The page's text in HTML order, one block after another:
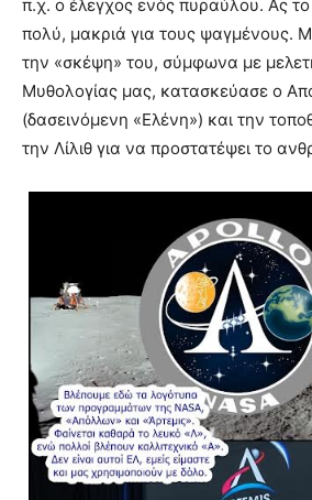
π.χ. ο έλεγχος ενός πυραύλου. Ας
πολύ, μακριά για τους ψαγμένους.
την «σκέψη» του, σύμφωνα με
Μυθολογίας μας, κατασκεύασε ο
(δασεινόμενη «Ελένη») και την
την Λίλιθ για να προστατέψει το